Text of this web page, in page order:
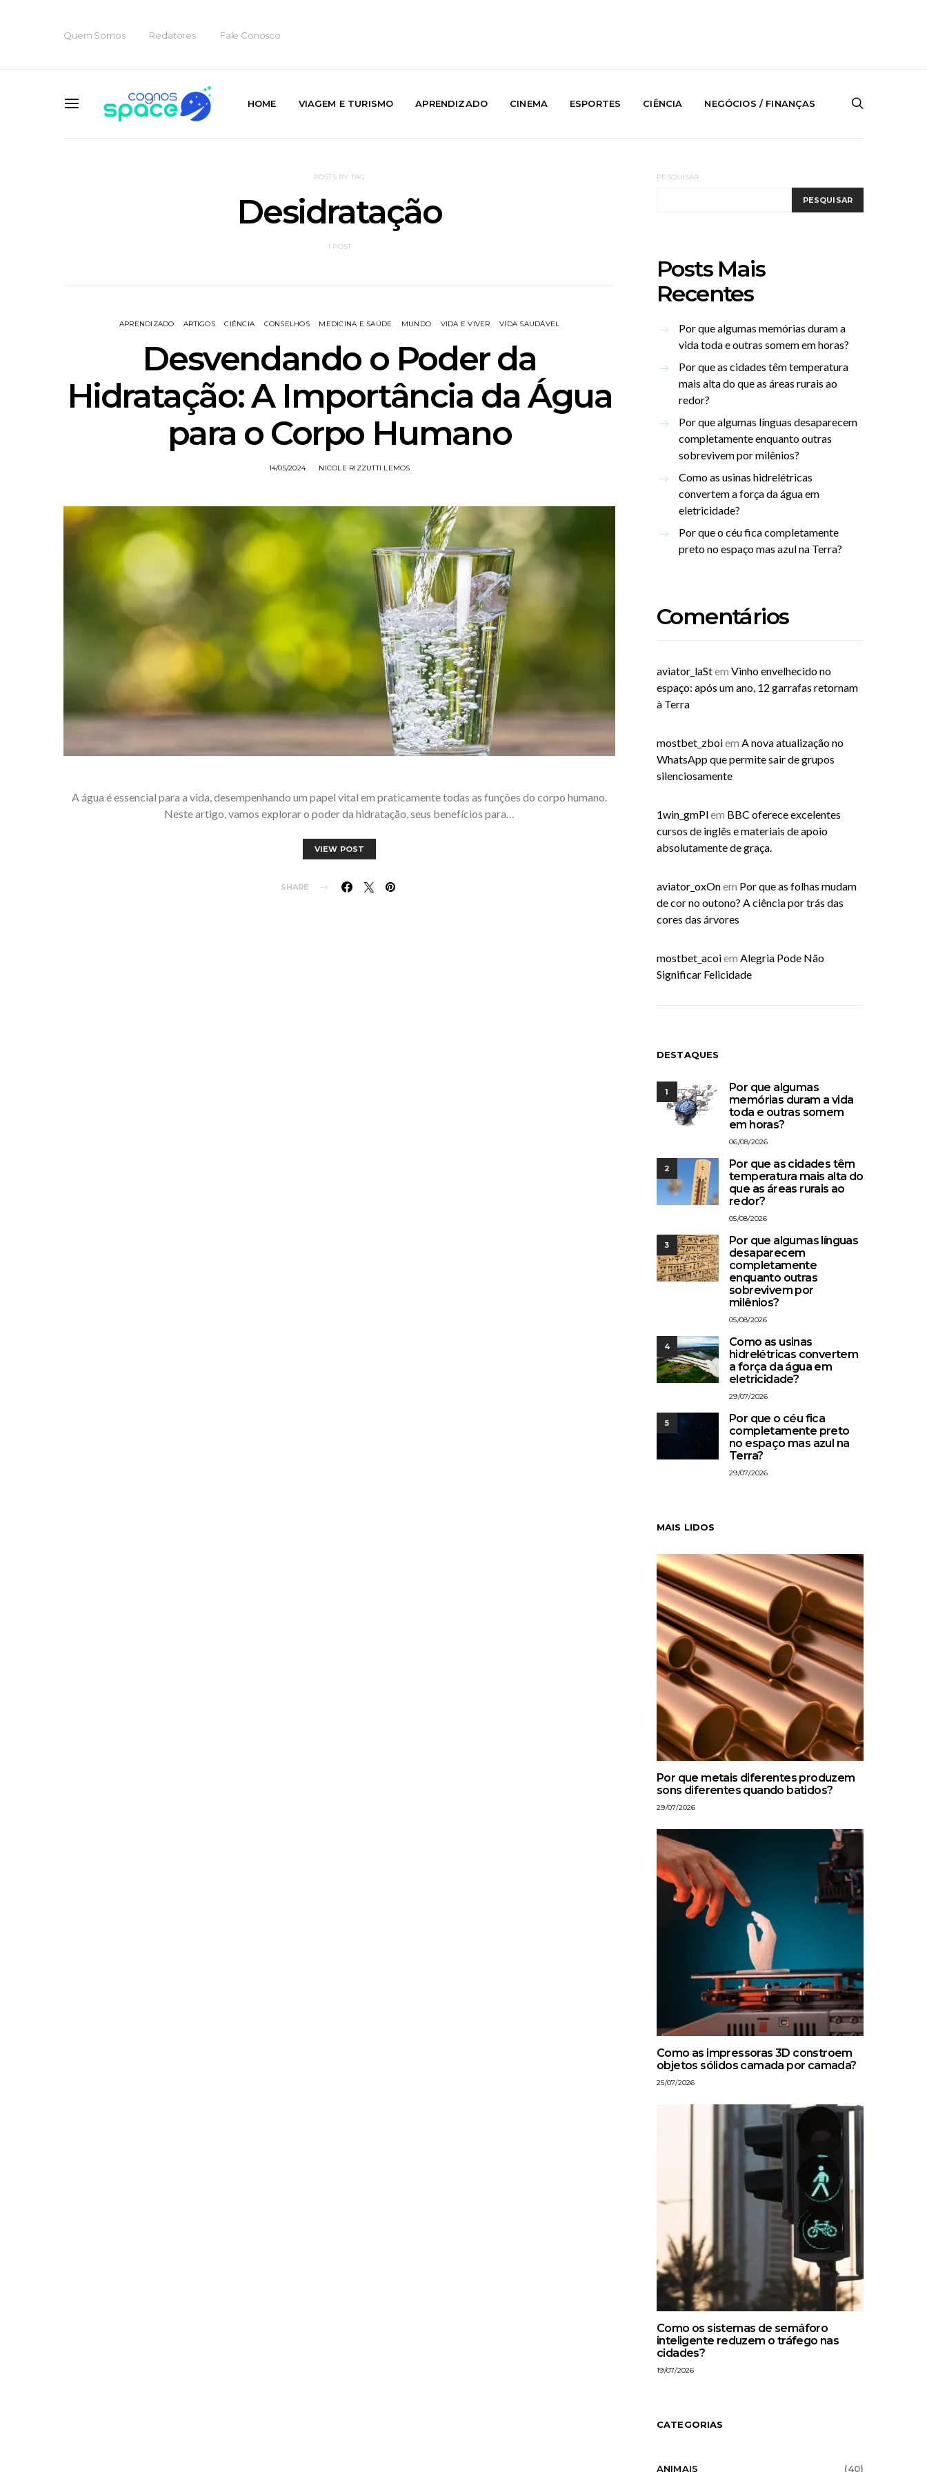
Quem Somos Redatores Fale Conosco
HOME VIAGEM E TURISMO APRENDIZADO CINEMA ESPORTES CIÊNCIA NEGÓCIOS / FINANÇAS
POSTS BY TAG
Desidratação
1 POST
APRENDIZADO ARTIGOS CIÊNCIA CONSELHOS MEDICINA E SAÚDE MUNDO VIDA E VIVER VIDA SAUDÁVEL
Desvendando o Poder da
Hidratação: A Importância da Água
para o Corpo Humano
14/05/2024 NICOLE RIZZUTTI LEMOS
A água é essencial para a vida, desempenhando um papel vital em praticamente todas as funções do corpo humano.
Neste artigo, vamos explorar o poder da hidratação, seus benefícios para…
VIEW POST
SHARE
PESQUISAR
PESQUISAR
Posts Mais
Recentes
Por que algumas memórias duram a
vida toda e outras somem em horas?
Por que as cidades têm temperatura
mais alta do que as áreas rurais ao
redor?
Por que algumas línguas desaparecem
completamente enquanto outras
sobrevivem por milênios?
Como as usinas hidrelétricas
convertem a força da água em
eletricidade?
Por que o céu fica completamente
preto no espaço mas azul na Terra?
Comentários
aviator_laStem Vinho envelhecido no
espaço: após um ano, 12 garrafas retornam
à Terra
mostbet_zboiem A nova atualização no
WhatsApp que permite sair de grupos
silenciosamente
1win_gmPlem BBC oferece excelentes
cursos de inglês e materiais de apoio
absolutamente de graça.
aviator_oxOnem Por que as folhas mudam
de cor no outono? A ciência por trás das
cores das árvores
mostbet_acoiem Alegria Pode Não
Significar Felicidade
DESTAQUES
1
Por que algumas
memórias duram a vida
toda e outras somem
em horas?
06/08/2026
2
Por que as cidades têm
temperatura mais alta do
que as áreas rurais ao
redor?
05/08/2026
3
Por que algumas línguas
desaparecem
completamente
enquanto outras
sobrevivem por
milênios?
05/08/2026
4
Como as usinas
hidrelétricas convertem
a força da água em
eletricidade?
29/07/2026
5
Por que o céu fica
completamente preto
no espaço mas azul na
Terra?
29/07/2026
MAIS LIDOS
Por que metais diferentes produzem
sons diferentes quando batidos?
29/07/2026
Como as impressoras 3D constroem
objetos sólidos camada por camada?
25/07/2026
Como os sistemas de semáforo
inteligente reduzem o tráfego nas
cidades?
19/07/2026
CATEGORIAS
ANIMAIS (40)